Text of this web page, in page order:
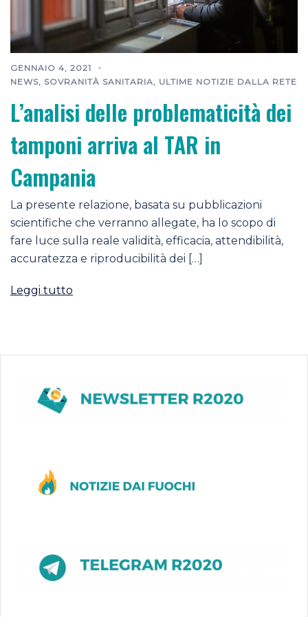
GENNAIO 4, 2021
NEWS, SOVRANITÀ SANITARIA, ULTIME NOTIZIE DALLA RETE
L’analisi delle problematicità dei
tamponi arriva al TAR in
Campania
La presente relazione, basata su pubblicazioni
scientifiche che verranno allegate, ha lo scopo di
fare luce sulla reale validità, efficacia, attendibilità,
accuratezza e riproducibilità dei […]
Leggi tutto